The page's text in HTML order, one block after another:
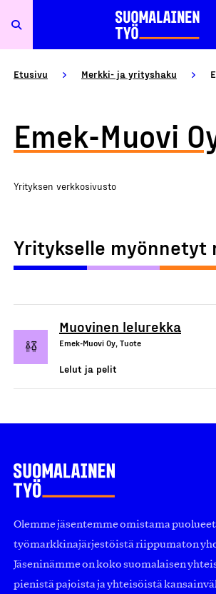
Etusivu Merkki- ja yrityshaku
Emek-Muovi
Yrityksen verkkosivusto
Yritykselle myönnetyt
Muovinen lelurekka
Emek-Muovi Oy, Tuote
Lelut ja pelit
Olemme jäsentemme omistama
työmarkkinajärjestöistä riippumaton
Jäseninämme on koko suomalaisen
pienistä pajoista ja yhteisöistä